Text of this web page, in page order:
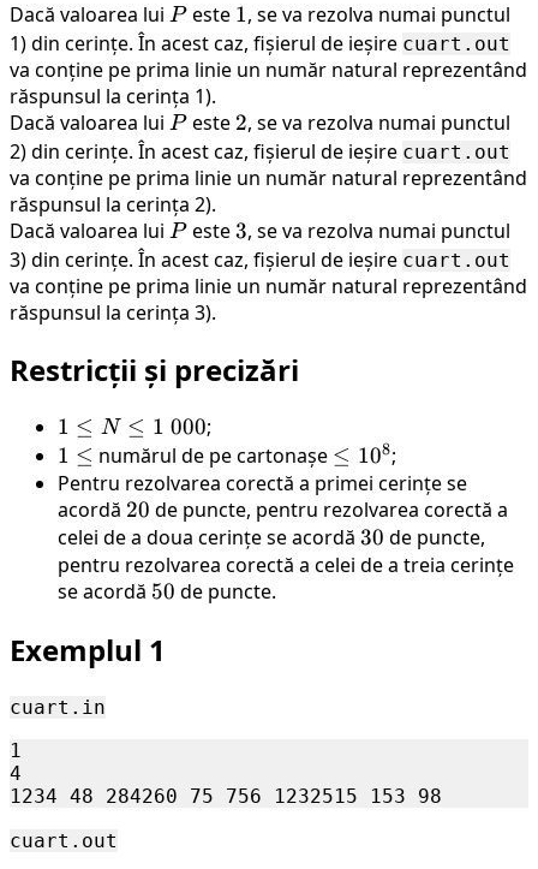
Dacă valoarea lui P
Peste 1
1, se va rezolva numai punctul
1) din cerințe. În acest caz, fișierul de ieșire cuart.out
va conține pe prima linie un număr natural reprezentând
răspunsul la cerința 1).
Dacă valoarea lui P
Peste 2
2, se va rezolva numai punctul
2) din cerințe. În acest caz, fișierul de ieșire cuart.out
va conține pe prima linie un număr natural reprezentând
răspunsul la cerința 2).
Dacă valoarea lui P
Peste3
3, se va rezolva numai punctul
3) din cerințe. În acest caz, fișierul de ieșire cuart.out
va conține pe prima linie un număr natural reprezentând
răspunsul la cerința 3).
Restricții și precizări
1
\leq
N
\leq
1 \
000
1 ≤ N ≤ 1 000;
1
\leq
1 ≤ numărul de pe cartonașe \leq
10^8
≤ 108;
Pentru rezolvarea corectă a primei cerințe se
acordă 20
20 de puncte, pentru rezolvarea corectă a
celei de a doua cerințe se acordă 30
30 de puncte,
pentru rezolvarea corectă a celei de a treia cerințe
se acordă 50
50 de puncte.
Exemplul 1
cuart.in
1
4
cuart.out